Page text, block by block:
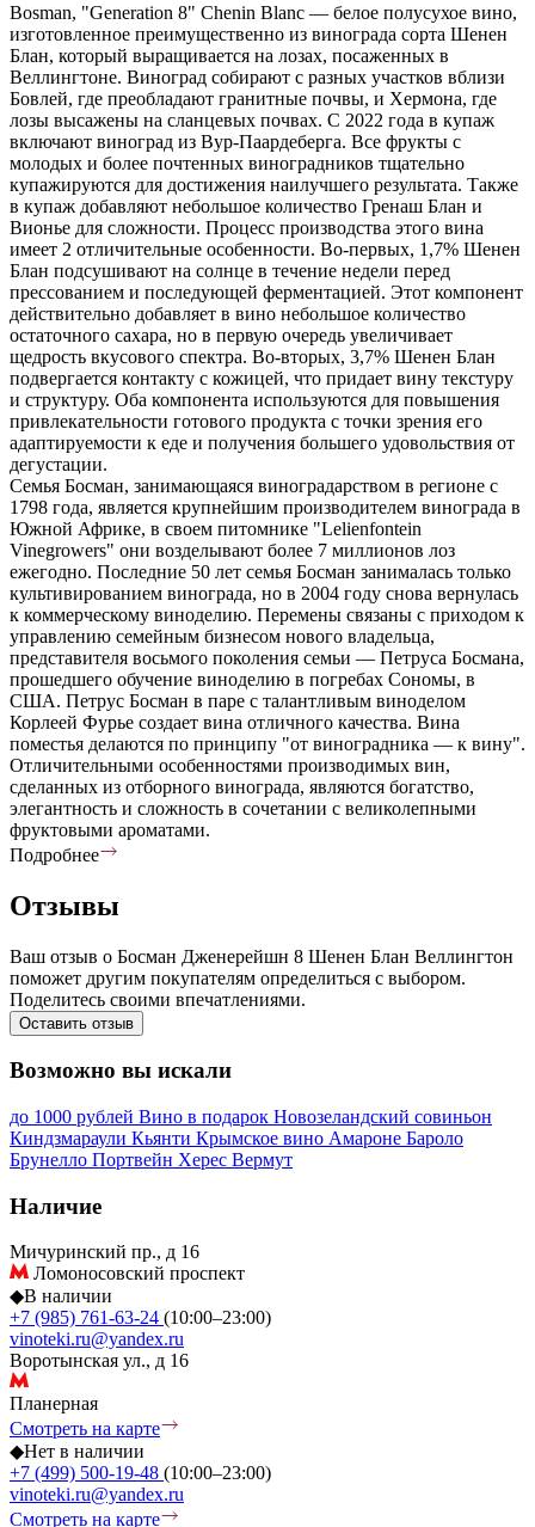
Bosman, "Generation 8" Chenin Blanc — белое полусухое вино,
изготовленное преимущественно из винограда сорта Шенен
Блан, который выращивается на лозах, посаженных в
Веллингтоне. Виноград собирают с разных участков вблизи
Бовлей, где преобладают гранитные почвы, и Хермона, где
лозы высажены на сланцевых почвах. С 2022 года в купаж
включают виноград из Вур-Паардеберга. Все фрукты с
молодых и более почтенных виноградников тщательно
купажируются для достижения наилучшего результата. Также
в купаж добавляют небольшое количество Гренаш Блан и
Вионье для сложности. Процесс производства этого вина
имеет 2 отличительные особенности. Во-первых, 1,7% Шенен
Блан подсушивают на солнце в течение недели перед
прессованием и последующей ферментацией. Этот компонент
действительно добавляет в вино небольшое количество
остаточного сахара, но в первую очередь увеличивает
щедрость вкусового спектра. Во-вторых, 3,7% Шенен Блан
подвергается контакту с кожицей, что придает вину текстуру
и структуру. Оба компонента используются для повышения
привлекательности готового продукта с точки зрения его
адаптируемости к еде и получения большего удовольствия от
дегустации.
Семья Босман, занимающаяся виноградарством в регионе с
1798 года, является крупнейшим производителем винограда в
Южной Африке, в своем питомнике "Lelienfontein
Vinegrowers" они возделывают более 7 миллионов лоз
ежегодно. Последние 50 лет семья Босман занималась только
культивированием винограда, но в 2004 году снова вернулась
к коммерческому виноделию. Перемены связаны с приходом к
управлению семейным бизнесом нового владельца,
представителя восьмого поколения семьи — Петруса Босмана,
прошедшего обучение виноделию в погребах Сономы, в
США. Петрус Босман в паре с талантливым виноделом
Корлеей Фурье создает вина отличного качества. Вина
поместья делаются по принципу "от виноградника — к вину".
Отличительными особенностями производимых вин,
сделанных из отборного винограда, являются богатство,
элегантность и сложность в сочетании с великолепными
фруктовыми ароматами.
Подробнее
Отзывы
Ваш отзыв о Босман Дженерейшн 8 Шенен Блан Веллингтон
поможет другим покупателям определиться с выбором.
Поделитесь своими впечатлениями.
Оставить отзыв
Возможно вы искали
до 1000 рублей Вино в подарок Новозеландский совиньон
Киндзмараули Кьянти Крымское вино Амароне Бароло
Брунелло Портвейн Херес Вермут
Наличие
Мичуринский пр., д 16
Ломоносовский проспект
◆В наличии
+7 (985) 761-63-24 (10:00–23:00)
vinoteki.ru@yandex.ru
Воротынская ул., д 16
Планерная
Смотреть на карте
◆Нет в наличии
+7 (499) 500-19-48 (10:00–23:00)
vinoteki.ru@yandex.ru
Смотреть на карте